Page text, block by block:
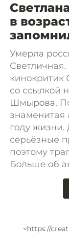
в
Умерла
кинокритик
со ссылкой
Шмырова.
знаменитая
году жизни.
серьёзные
поэтому
Больше об
<https://